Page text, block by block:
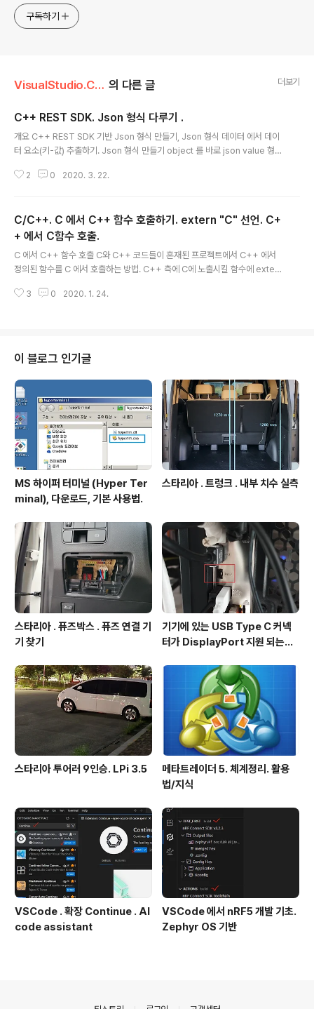
구독하기
VisualStudio.C++.C#/C . C++ 의 다른 글 더보기
C++ REST SDK. Json 형식 다루기 .
개요 C++ REST SDK 기반 Json 형식 만들기, Json 형식 데이터 에서 데이
터 요소(키-값) 추출하기. Json 형식 만들기 object 를 바로 json value 형식
키-값 1개만 있는 초간단. 아래처럼 하면됨. web::json::value obj = web::j
2 0 2020. 3. 22.
C/C++. C 에서 C++ 함수 호출하기. extern "C" 선언. C+
+ 에서 C함수 호출.
C 에서 C++ 함수 호출 C와 C++ 코드들이 혼재된 프로젝트에서 C++ 에서
정의된 함수를 C 에서 호출하는 방법. C++ 측에 C에 노출시킬 함수에 extern
function(void) { } //상기 함수를 C측에 노출시키는 함수 추가 작성. extern
_p_m..
3 0 2020. 1. 24.
이 블로그 인기글
MS 하이퍼 터미널 (Hyper Ter
minal), 다운로드, 기본 사용법.
스타리아 . 트렁크 . 내부 치수 실측
스타리아 . 퓨즈박스 . 퓨즈 연결 기
기 찾기
기기에 있는 USB Type C 커넥
터가 DisplayPort 지원 되는지
스타리아 투어러 9인승. LPi 3.5
메타트레이더 5. 체계정리. 활용
법/지식
VSCode . 확장 Continue . AI
code assistant
VSCode 에서 nRF5 개발 기초.
Zephyr OS 기반